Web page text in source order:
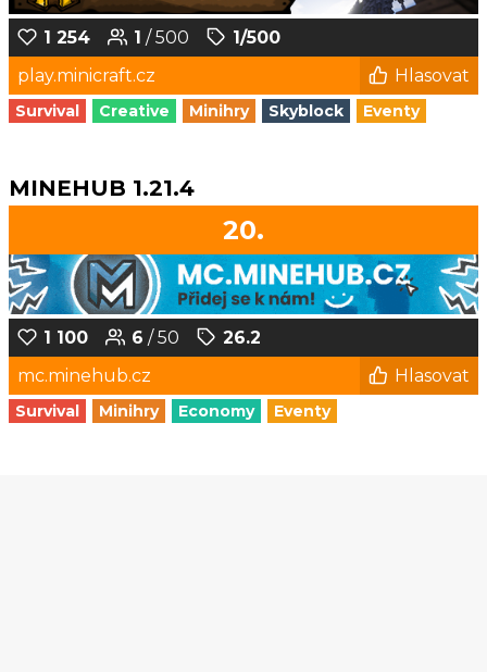
1 254 1 / 500
1/500
play.minicraft.cz
Hlasovat
Survival Creative Minihry Skyblock Eventy
MINEHUB 1.21.4
20.
1 100 6 / 50
26.2
mc.minehub.cz
Hlasovat
Survival Minihry Economy Eventy